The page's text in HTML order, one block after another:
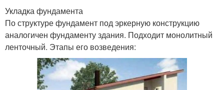
Укладка фундамента
По структуре фундамент под эркерную конструкцию
аналогичен фундаменту здания. Подходит монолитный
ленточный. Этапы его возведения: